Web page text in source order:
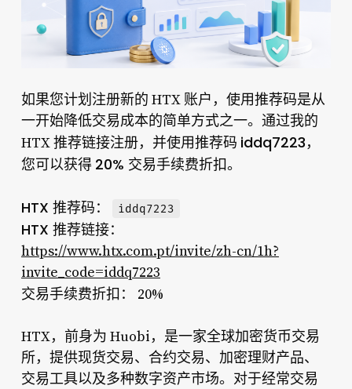
如果您计划注册新的 HTX 账户，使用推荐码是从
一开始降低交易成本的简单方式之一。通过我的
HTX 推荐链接注册，并使用推荐码 iddq7223，
您可以获得 20% 交易手续费折扣。
HTX 推荐码： iddq7223
HTX 推荐链接：
https://www.htx.com.pt/invite/zh-cn/1h?
invite_code=iddq7223
交易手续费折扣： 20%
HTX，前身为 Huobi，是一家全球加密货币交易
所，提供现货交易、合约交易、加密理财产品、
交易工具以及多种数字资产市场。对于经常交易